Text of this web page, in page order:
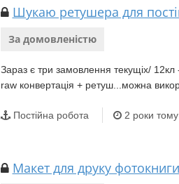
Шукаю ретушера для
За домовленістю
Зараз є три замовлення текущіх/
raw конвертація + ретуш...можна
Постійна робота 2 роки тому
Макет для друку фотокниги